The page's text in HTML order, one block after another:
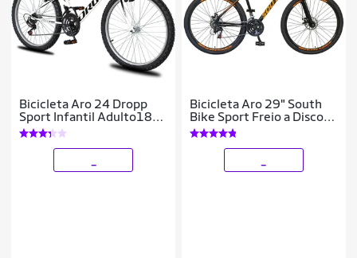
Bicicleta Aro 24 Dropp
Sport Infantil Adulto18
vel marchas Freio V-
Brake
Bicicleta Aro 29" South
Bike Sport Freio a Disco
21 Marchas Quadro 18